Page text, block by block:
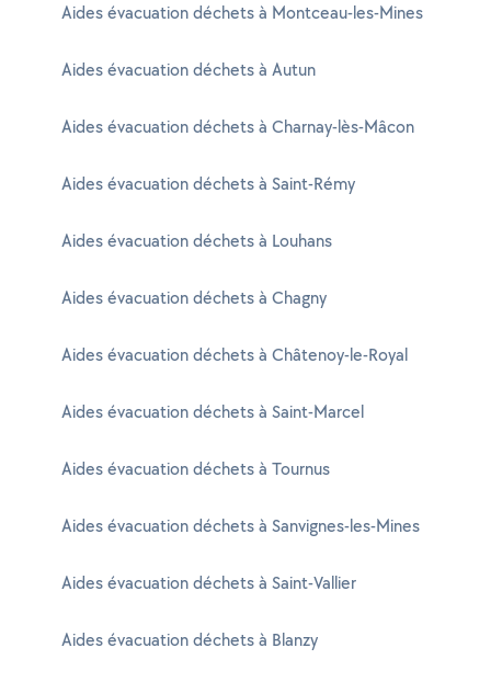
Aides évacuation déchets à Montceau-les-Mines
Aides évacuation déchets à Autun
Aides évacuation déchets à Charnay-lès-Mâcon
Aides évacuation déchets à Saint-Rémy
Aides évacuation déchets à Louhans
Aides évacuation déchets à Chagny
Aides évacuation déchets à Châtenoy-le-Royal
Aides évacuation déchets à Saint-Marcel
Aides évacuation déchets à Tournus
Aides évacuation déchets à Sanvignes-les-Mines
Aides évacuation déchets à Saint-Vallier
Aides évacuation déchets à Blanzy